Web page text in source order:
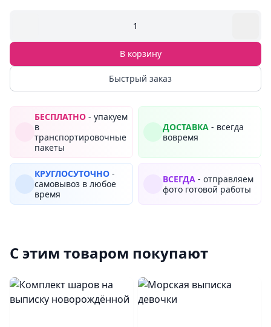
1
В корзину
Быстрый заказ
БЕСПЛАТНО - упакуем
в
транспортировочные
пакеты
ДОСТАВКА - всегда
вовремя
КРУГЛОСУТОЧНО -
самовывоз в любое
время
ВСЕГДА - отправляем
фото готовой работы
С этим товаром покупают